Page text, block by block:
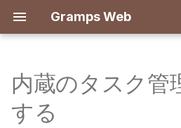
Gramps Web
を
初
機能
はじめに
はじめに
登録
検索
タスクの基本
概要
レポート
GQL フィルター
ユーザー設定
概要
内蔵のタスク管
する